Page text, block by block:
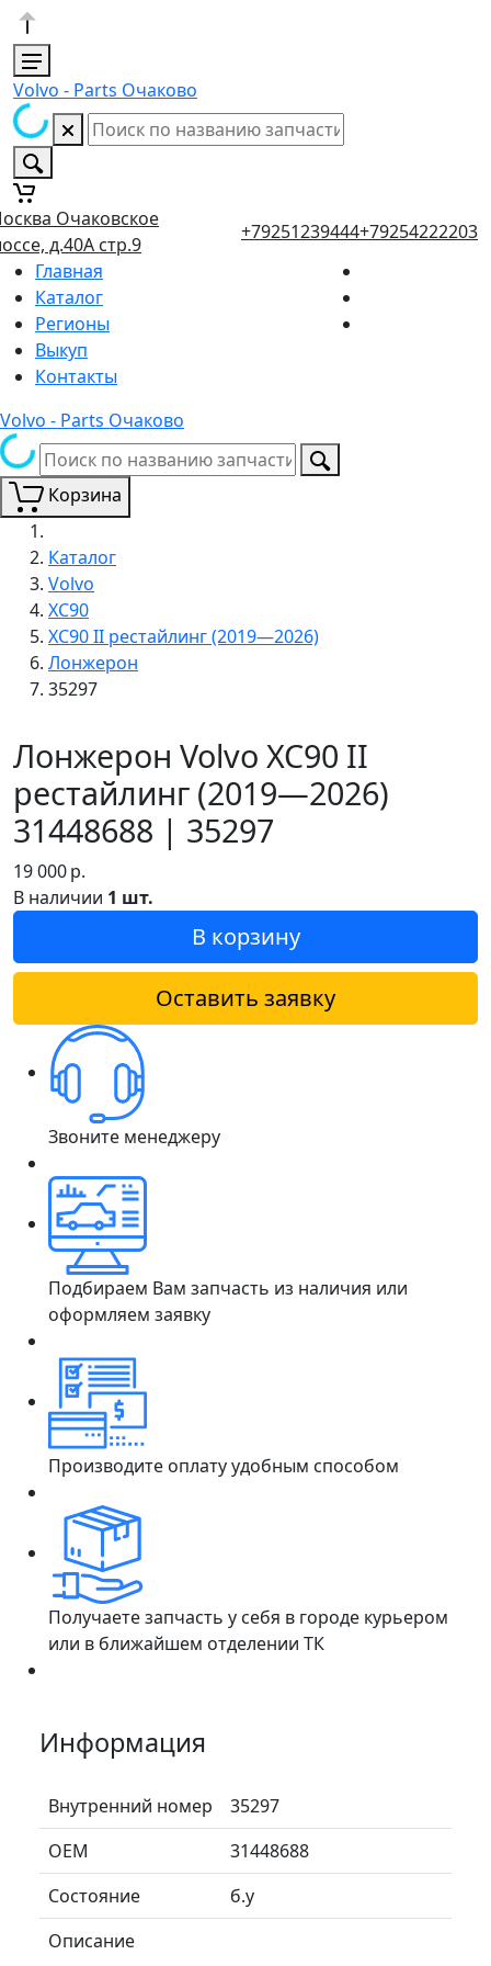
Volvo - Parts Очаково
Очаковское
д.40А стр.9
+79251239444+79254222203
Главная
Каталог
Регионы
Выкуп
Контакты
Volvo - Parts Очаково
Корзина
Каталог
Volvo
XC90
XC90 II рестайлинг (2019—2026)
Лонжерон
35297
Лонжерон Volvo XC90 II
рестайлинг (2019—2026)
31448688 | 35297
19 000р.
В наличии 1 шт.
В корзину
Оставить заявку
Звоните менеджеру
Подбираем Вам запчасть из наличия или
оформляем заявку
Производите оплату удобным способом
Получаете запчасть у себя в городе курьером
или в ближайшем отделении ТК
Информация
Внутренний номер
35297
ОЕМ
31448688
Состояние
б.у
Описание